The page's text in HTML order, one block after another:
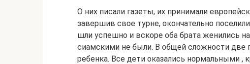
О них писали газеты, их принимали
завершив свое турне, окончательно
шли успешно и вскоре оба брата женились
сиамскими не были. В общей сложности две
ребенка. Все дети оказались нормальными